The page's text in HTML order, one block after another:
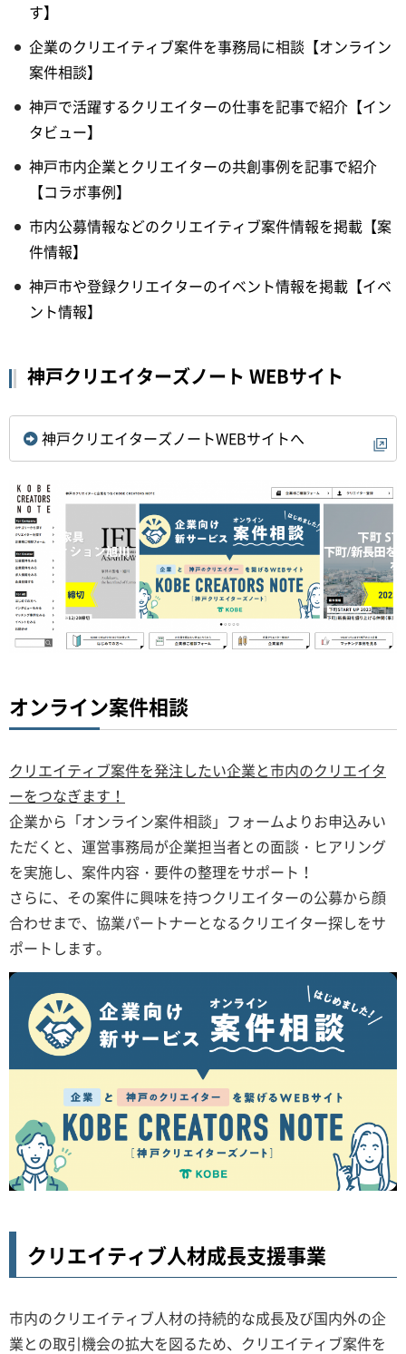
す】
企業のクリエイティブ案件を事務局に相談【オンライン
案件相談】
神戸で活躍するクリエイターの仕事を記事で紹介【イン
タビュー】
神戸市内企業とクリエイターの共創事例を記事で紹介
【コラボ事例】
市内公募情報などのクリエイティブ案件情報を掲載【案
件情報】
神戸市や登録クリエイターのイベント情報を掲載【イベ
ント情報】
神戸クリエイターズノート WEBサイト
神戸クリエイターズノートWEBサイトへ
オンライン案件相談
クリエイティブ案件を発注したい企業と市内のクリエイタ
ーをつなぎます！
企業から「オンライン案件相談」フォームよりお申込みい
ただくと、運営事務局が企業担当者との面談・ヒアリング
を実施し、案件内容・要件の整理をサポート！
さらに、その案件に興味を持つクリエイターの公募から顔
合わせまで、協業パートナーとなるクリエイター探しをサ
ポートします。
クリエイティブ人材成長支援事業
市内のクリエイティブ人材の持続的な成長及び国内外の企
業との取引機会の拡大を図るため、クリエイティブ案件を